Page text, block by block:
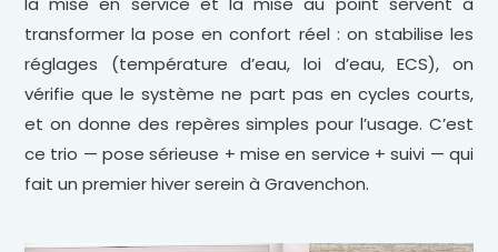
transformer la pose en confort réel : on stabilise les
réglages (température d’eau, loi d’eau, ECS), on
vérifie que le système ne part pas en cycles courts,
et on donne des repères simples pour l’usage. C’est
ce trio — pose sérieuse + mise en service + suivi — qui
fait un premier hiver serein à Gravenchon.